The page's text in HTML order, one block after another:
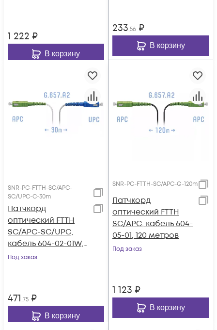
1 222 ₽
В корзину
233,56 ₽
В корзину
SNR-PC-FTTH-SC/APC-
SC/UPC-C-30m
Патчкорд
оптический FTTH
SC/APC-SC/UPC,
кабель 604-02-01W,
30 метров
Под заказ
471,75 ₽
В корзину
SNR-PC-FTTH-SC/APC-G-120m
Патчкорд
оптический FTTH
SC/APC, кабель 604-
05-01, 120 метров
Под заказ
1 123 ₽
В корзину